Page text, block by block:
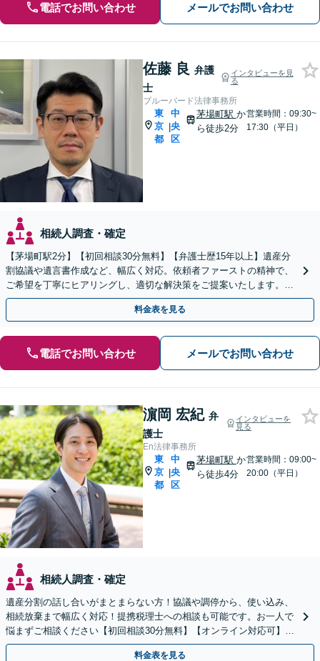
電話でお問い合わせ メールでお問い合わせ
佐藤 良 弁護
士
インタビューを見
る
ブルーバード法律事務所
東
京
都
|
中
央
区
茅場町駅 か
ら徒歩2分
営業時間：09:30~
17:30（平日）
相続人調査・確定
【茅場町駅2分】【初回相談30分無料】【弁護士歴15年以上】遺産分
割協議や遺言書作成など、幅広く対応。依頼者ファーストの精神で、
ご希望を丁寧にヒアリングし、適切な解決策をご提案いたします。ま
ずは無料相談でお悩みをお聞かせください。
料金表を見る
電話でお問い合わせ メールでお問い合わせ
濵岡 宏紀 弁
護士
インタビューを
見る
En法律事務所
東
京
都
|
中
央
区
茅場町駅 か
ら徒歩4分
営業時間：09:00~
20:00（平日）
相続人調査・確定
遺産分割の話し合いがまとまらない方！協議や調停から、使い込み、
相続放棄まで幅広く対応！提携税理士への相談も可能です。お一人で
悩まずご相談ください【初回相談30分無料】【オンライン対応可】
【弁護士直通電話】【夜間休日相談可】
料金表を見る